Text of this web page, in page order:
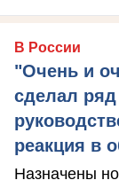
В России
"Очень и
сделал
реакция в
Назначены